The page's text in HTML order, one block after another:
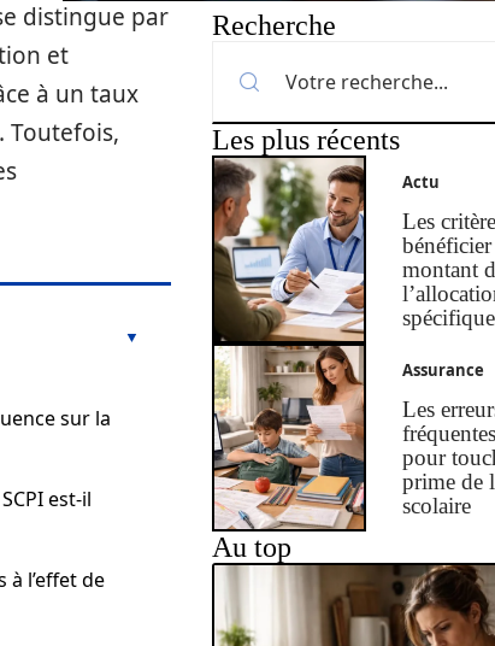
distingue par
et
à un taux
Toutefois,
sur la
est-il
à l’effet de
Recherche
Les plus récents
Actu
Les
montant
spécifique
Assurance
Les
pour
prime de
scolaire
Au top